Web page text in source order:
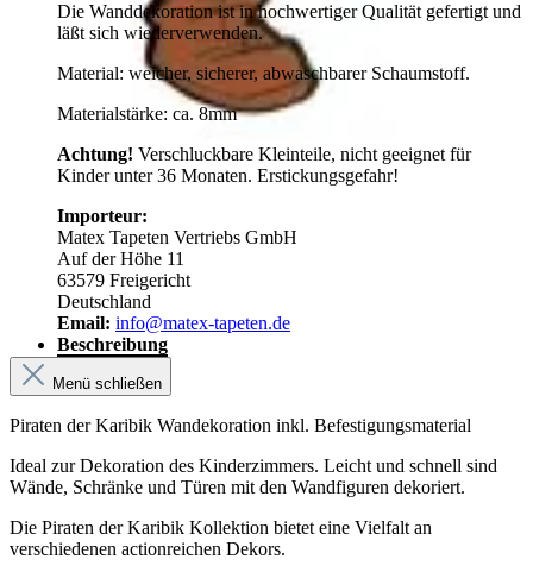
Die Wanddekoration ist in hochwertiger Qualität gefertigt und
läßt sich wiederverwenden.
Material: weicher, sicherer, abwaschbarer Schaumstoff.
Materialstärke: ca. 8mm
Achtung! Verschluckbare Kleinteile, nicht geeignet für
Kinder unter 36 Monaten. Erstickungsgefahr!
Importeur:
Matex Tapeten Vertriebs GmbH
Auf der Höhe 11
63579 Freigericht
Deutschland
Email: info@matex-tapeten.de
Beschreibung
Menü schließen
Piraten der Karibik Wandekoration inkl. Befestigungsmaterial
Ideal zur Dekoration des Kinderzimmers. Leicht und schnell sind
Wände, Schränke und Türen mit den Wandfiguren dekoriert.
Die Piraten der Karibik Kollektion bietet eine Vielfalt an
verschiedenen actionreichen Dekors.